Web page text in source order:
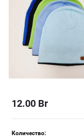
12.00 Br
Количество: